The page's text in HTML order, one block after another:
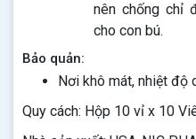
nên chống chỉ
cho con bú.
Bảo quản:
Nơi khô mát, nhiệt độ
Quy cách: Hộp 10 vỉ x 10